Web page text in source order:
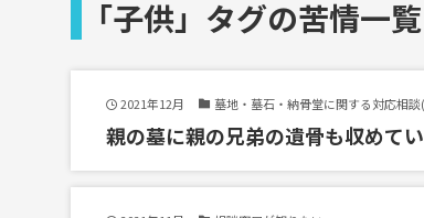
「子供」タグの苦情一覧
2021年12月 墓地・墓石・納骨堂に関する対応相
親の墓に親の兄弟の遺骨も収めて